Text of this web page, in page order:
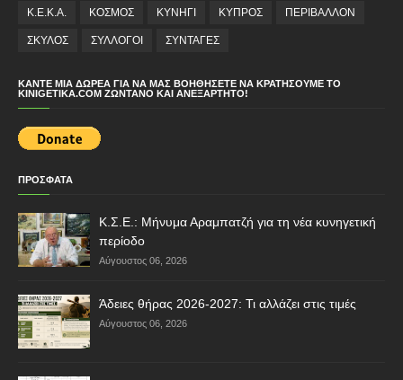
Κ.Ε.Κ.Α. ΚΟΣΜΟΣ ΚΥΝΗΓΙ ΚΥΠΡΟΣ ΠΕΡΙΒΑΛΛΟΝ
ΣΚΥΛΟΣ ΣΥΛΛΟΓΟΙ ΣΥΝΤΑΓΕΣ
ΚΆΝΤΕ ΜΙΑ ΔΩΡΕΆ ΓΙΑ ΝΑ ΜΑΣ ΒΟΗΘΉΣΕΤΕ ΝΑ ΚΡΑΤΉΣΟΥΜΕ ΤΟ
KINIGETIKA.COM ΖΩΝΤΑΝΌ ΚΑΙ ΑΝΕΞΆΡΤΗΤΟ!
ΠΡΟΣΦΑΤΑ
Κ.Σ.Ε.: Μήνυμα Αραμπατζή για τη νέα κυνηγετική
περίοδο
Αύγουστος 06, 2026
Άδειες θήρας 2026-2027: Τι αλλάζει στις τιμές
Αύγουστος 06, 2026